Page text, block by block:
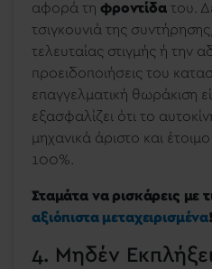
αφορά τη φροντίδα του.
τσιγκουνιά της
τελευταίας στιγμής ή την
προειδοποιήσεις του
επαγγελματική θωράκιση
εξασφαλίζει ότι το
μηχανικά άριστο και
100%.
Σταμάτα να ρισκάρεις με
αξιόπιστα μεταχειρισμένα!
4. Μηδέν